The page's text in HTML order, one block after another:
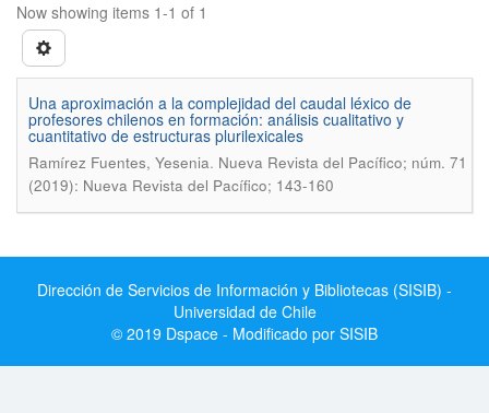
Now showing items 1-1 of 1
Una aproximación a la complejidad del caudal léxico de
profesores chilenos en formación: análisis cualitativo y
cuantitativo de estructuras plurilexicales
Ramírez Fuentes, Yesenia. Nueva Revista del Pacífico; núm. 71
(2019): Nueva Revista del Pacífico; 143-160
Dirección de Servicios de Información y Bibliotecas (SISIB) -
Universidad de Chile
© 2019 Dspace - Modificado por SISIB